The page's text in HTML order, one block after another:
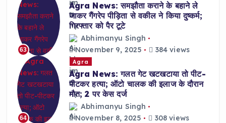
63
Agra News: समझौता कराने के बहाने ले
जाकर गैंगरेप पीड़िता से वकील ने किया दुष्कर्म;
गिरफ्तार को पैर टूटे
Abhimanyu Singh
November 9, 2025
384 views
64
Agra
Agra News: गलत गेट खटखटाया तो पीट-
पीटकर हत्या; ऑटो चालक की इलाज के दौरान
मौत; 2 पर केस दर्ज
Abhimanyu Singh
November 8, 2025
308 views